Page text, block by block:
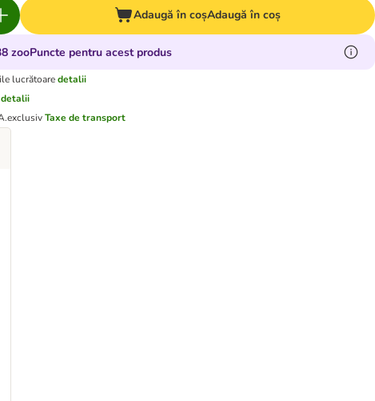
Adaugă în coșAdaugă în coș
zooPuncte pentru acest produs
lucrătoare detalii
detalii
exclusivTaxe de transport